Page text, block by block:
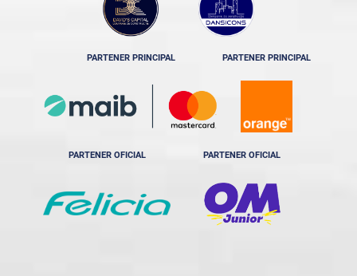
PARTENER PRINCIPAL PARTENER PRINCIPAL
PARTENER OFICIAL PARTENER OFICIAL